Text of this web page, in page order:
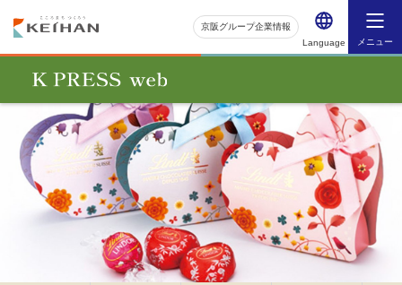
Language メニュー
京阪グループ企業情報